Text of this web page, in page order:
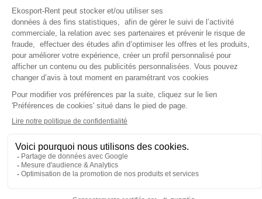
efficace et àpetit prix!
CHOISIR LE MATÉRIEL ADÉQUAT
POUR PROFITER DU DOMAINE
Vous êtes sur la page de sélection du matériel, et vous
êtes un peu perdu ? Sachez d’abord qu’il y a plusieurs
catégories de skis et de snowboards en fonction de l’âge :
gamme Juniorentre 7 et 12 ans (et moins de 1,60
m) ;
gamme Adoentre 13 et 17 ans ;
produits adultes, à choisir à partir de 18 ans.